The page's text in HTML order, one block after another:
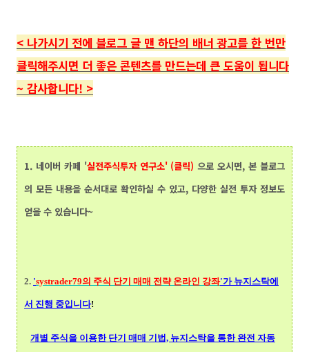
< 나가시기 전에 블로그 글 맨 하단의 배너 광고를 한 번만
클릭해주시면 더 좋은 콘텐츠를 만드는데 큰 도움이 됩니다
~ 감사합니다! >
1. 네이버 카페 '실전주식투자 연구소' (클릭) 으로 오시면, 본 블로그
의 모든 내용을 순서대로 확인하실 수 있고, 다양한 실전 투자 정보도
얻을 수 있습니다~
2. 'systrader79의 주식 단기 매매 전략 온라인 강좌'가 뉴지스탁에
서 진행 중입니다!
개별 주식을 이용한 단기 매매 기법, 뉴지스탁을 통한 완전 자동